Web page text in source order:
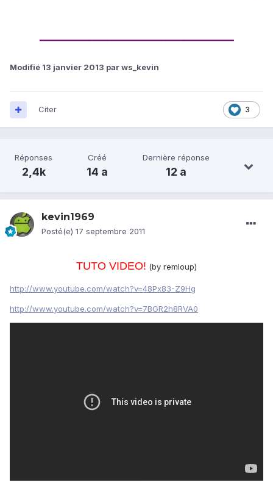
Modifié 13 janvier 2013 par ws_kevin
3
Citer
Réponses
2,4k
Créé
14 a
Dernière réponse
12 a
kevin1969
Posté(e) 17 septembre 2011
TUTO VIDEO! (by remloup)
http://www.youtube.com/watch?v=48Px83-Z9Hg
http://www.youtube.com/watch?v=7BGR2h8RVA0